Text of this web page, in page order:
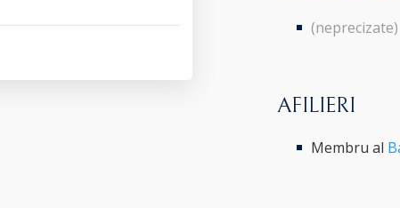
(neprecizate)
AFILIERI
Membru al